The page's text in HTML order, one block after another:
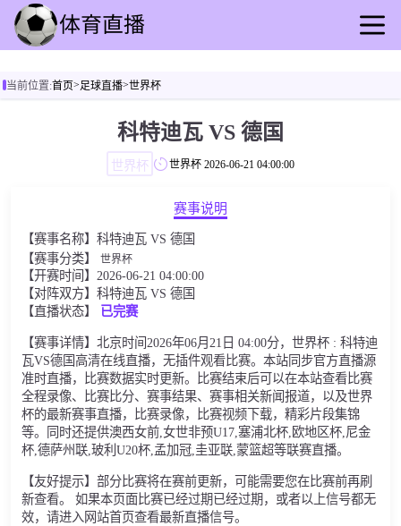
足球直播
其他转播
当前位置:首页>足球直播>世界杯
科特迪瓦 VS 德国
世界杯 世界杯 2026-06-21 04:00:00
赛事说明
【赛事名称】科特迪瓦 VS 德国
【赛事分类】 世界杯
【开赛时间】2026-06-21 04:00:00
【对阵双方】科特迪瓦 VS 德国
【直播状态】
已完赛
【赛事详情】北京时间2026年06月21日 04:00分，世界杯 : 科特迪
瓦VS德国高清在线直播，无插件观看比赛。本站同步官方直播源
准时直播，比赛数据实时更新。比赛结束后可以在本站查看比赛
全程录像、比赛比分、赛事结果、赛事相关新闻报道，以及世界
杯的最新赛事直播，比赛录像，比赛视频下载，精彩片段集锦
等。同时还提供澳西女前,女世非预U17,塞浦北杯,欧地区杯,尼金
杯,德萨州联,玻利U20杯,孟加冠,圭亚联,蒙篮超等联赛直播。
【友好提示】部分比赛将在赛前更新，可能需要您在比赛前再刷
新查看。 如果本页面比赛已经过期已经过期，或者以上信号都无
效，请进入网站首页查看最新直播信号。